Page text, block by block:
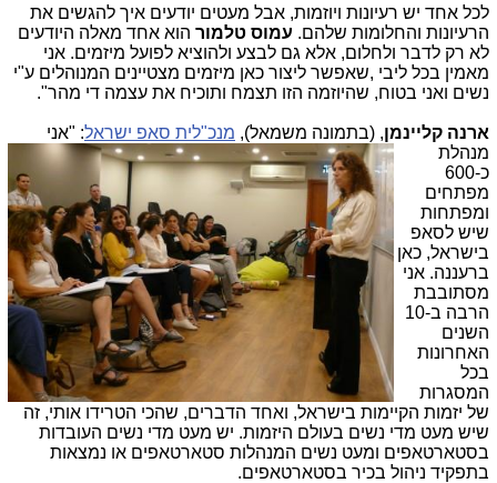
לכל אחד יש רעיונות ויוזמות, אבל מעטים יודעים איך להגשים את
הרעיונות והחלומות שלהם. עמוס טלמור הוא אחד מאלה היודעים
לא רק לדבר ולחלום, אלא גם לבצע ולהוציא לפועל מיזמים. אני
מאמין בכל ליבי ,שאפשר ליצור כאן מיזמים מצטיינים המנוהלים ע"י
נשים ואני בטוח, שהיוזמה הזו תצמח ותוכיח את עצמה די מהר".
ארנה קליינמן, (בתמונה משמאל), מנכ"לית סאפ ישראל: "אני
מנהלת
כ-600
מפתחים
ומפתחות
שיש לסאפ
בישראל, כאן
ברעננה. אני
מסתובבת
הרבה ב-10
השנים
האחרונות
בכל
המסגרות
של יזמות הקיימות בישראל, ואחד הדברים, שהכי הטרידו אותי, זה
שיש מעט מדי נשים בעולם היזמות. יש מעט מדי נשים העובדות
בסטארטאפים ומעט נשים המנהלות סטארטאפים או נמצאות
בתפקיד ניהול בכיר בסטארטאפים.